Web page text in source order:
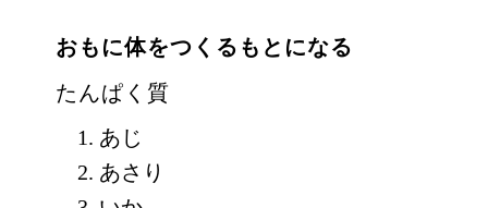
おもに体をつくるもとになる
たんぱく質
あじ
あさり